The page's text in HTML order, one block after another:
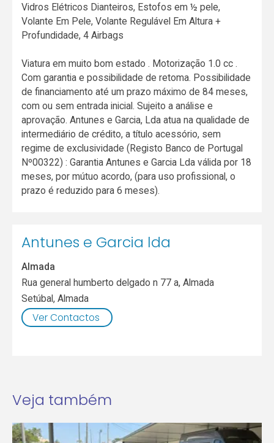
Vidros Elétricos Dianteiros, Estofos em ½ pele,
Volante Em Pele, Volante Regulável Em Altura +
Profundidade, 4 Airbags
Viatura em muito bom estado . Motorização 1.0 cc .
Com garantia e possibilidade de retoma. Possibilidade
de financiamento até um prazo máximo de 84 meses,
com ou sem entrada inicial. Sujeito a análise e
aprovação. Antunes e Garcia, Lda atua na qualidade de
intermediário de crédito, a título acessório, sem
regime de exclusividade (Registo Banco de Portugal
Nº00322) : Garantia Antunes e Garcia Lda válida por 18
meses, por mútuo acordo, (para uso profissional, o
prazo é reduzido para 6 meses).
Antunes e Garcia lda
Almada
Rua general humberto delgado n 77 a, Almada
Setúbal,Almada
Ver Contactos
Veja também